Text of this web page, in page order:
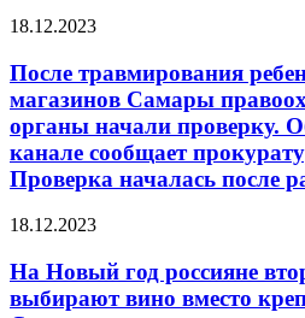
Элоиза
волосами,
применяя
никакого
ухода.
После
ребенка
в
одном
из
магазинов
Самары
правоохранительные
органы
проверку.
Об
этом
18.12.2023
После травмирования
магазинов Самары
органы начали проверку.
канале сообщает
Проверка началась после
На
год
россияне
второй
18.12.2023
На Новый год россияне
выбирают вино вместо